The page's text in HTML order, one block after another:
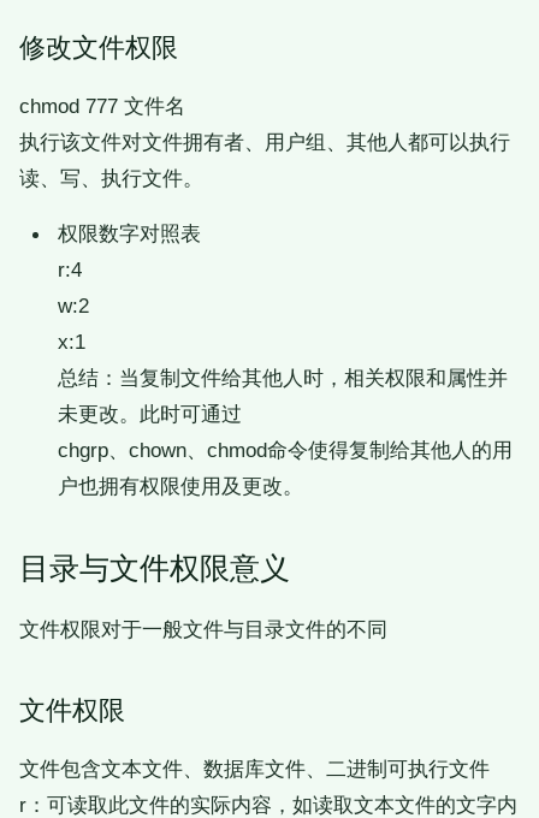
修改文件权限
chmod 777 文件名
执行该文件对文件拥有者、用户组、其他人都可以执行
读、写、执行文件。
权限数字对照表
r:4
w:2
x:1
总结：当复制文件给其他人时，相关权限和属性并
未更改。此时可通过
chgrp、chown、chmod命令使得复制给其他人的用
户也拥有权限使用及更改。
目录与文件权限意义
文件权限对于一般文件与目录文件的不同
文件权限
文件包含文本文件、数据库文件、二进制可执行文件
r：可读取此文件的实际内容，如读取文本文件的文字内